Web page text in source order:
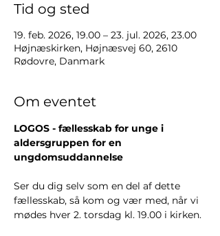
Tid og sted
19. feb. 2026, 19.00 – 23. jul. 2026, 23.00
Højnæskirken, Højnæsvej 60, 2610
Rødovre, Danmark
Om eventet
LOGOS - fællesskab for unge i
aldersgruppen for en
ungdomsuddannelse
Ser du dig selv som en del af dette
fællesskab, så kom og vær med, når vi
mødes hver 2. torsdag kl. 19.00 i kirken.